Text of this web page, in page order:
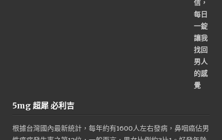
5mg 超犀 必利吉
根據台灣國內最新統計，每年約有1600人左右發病，鼻咽癌佔男